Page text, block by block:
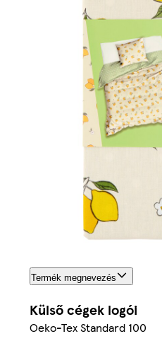
Termék megnevezés
Külső cégek logói
Oeko-Tex Standard 100